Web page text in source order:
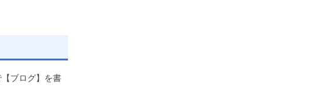
【ブログ】を書